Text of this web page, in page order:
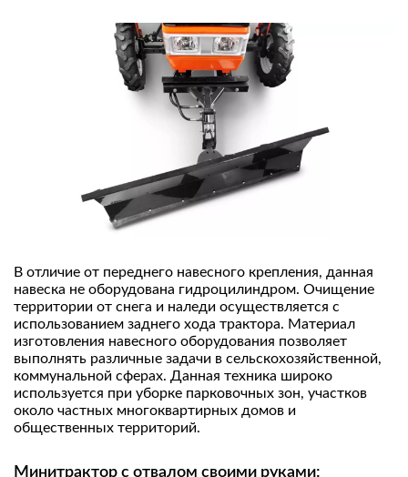
В отличие от переднего навесного крепления, данная
навеска не оборудована гидроцилиндром. Очищение
территории от снега и наледи осуществляется с
использованием заднего хода трактора. Материал
изготовления навесного оборудования позволяет
выполнять различные задачи в сельскохозяйственной,
коммунальной сферах. Данная техника широко
используется при уборке парковочных зон, участков
около частных многоквартирных домов и
общественных территорий.
Минитрактор с отвалом своими руками: